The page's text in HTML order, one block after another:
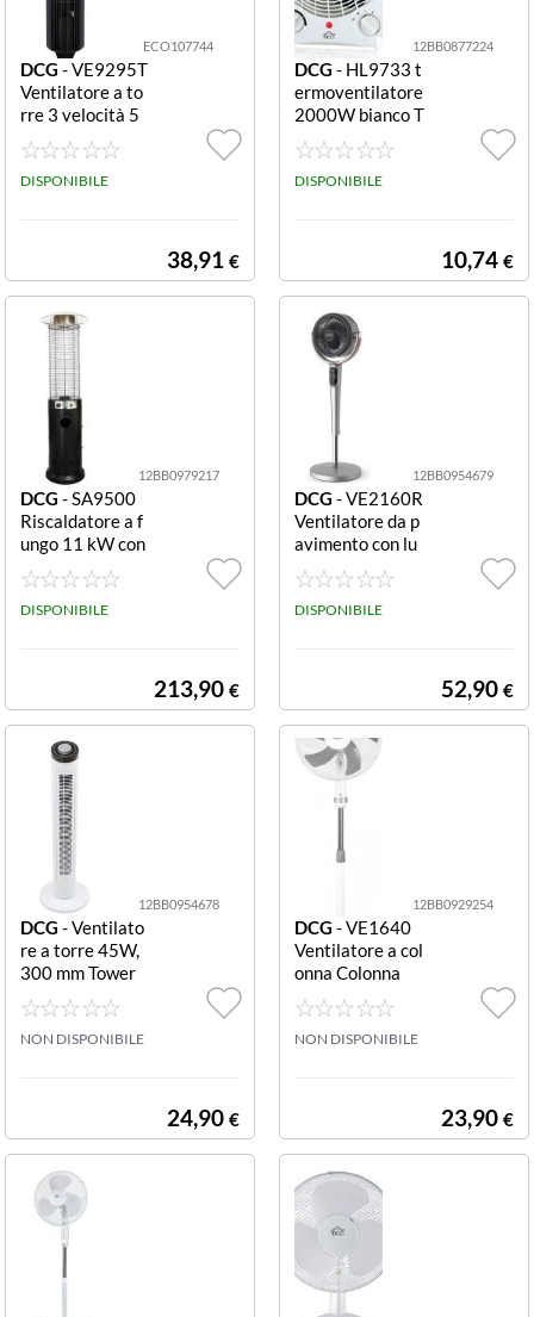
ECO107744
DCG - VE9295T
Ventilatore a to
rre 3 velocità 5
0 W nero Eltroni
c VE9295T Vent
ilatore a Torre 3
DISPONIBILE
38,91 €
12BB0877224
DCG - HL9733 t
ermoventilatore
2000W bianco T
ermoventilatore
Dcg HL9733 W
hite
DISPONIBILE
10,74 €
12BB0979217
DCG - SA9500
Riscaldatore a f
ungo 11 kW con
ruote
DISPONIBILE
213,90 €
12BB0954679
DCG - VE2160R
Ventilatore da p
avimento con lu
ce ambiente 40
W con luce ambi
ente
DISPONIBILE
52,90 €
12BB0954678
DCG - Ventilato
re a torre 45W,
300 mm Tower
NON DISPONIBILE
24,90 €
12BB0929254
DCG - VE1640
Ventilatore a col
onna Colonna
NON DISPONIBILE
23,90 €